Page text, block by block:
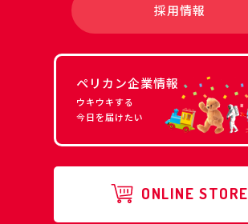
採用情報
ペリカン企業情報
ウキウキする
今日を届けたい
ONLINE STORE